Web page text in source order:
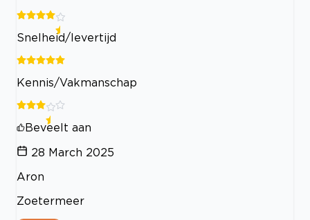
Snelheid/levertijd
Kennis/Vakmanschap
Beveelt aan
28 March 2025
Aron
Zoetermeer